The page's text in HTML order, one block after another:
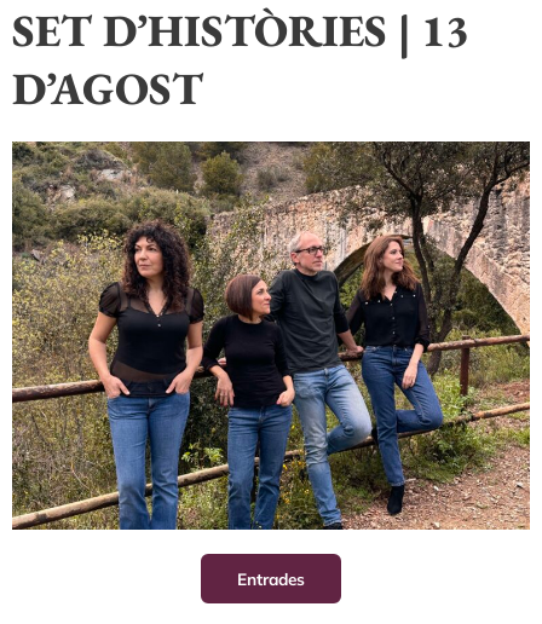
SET D’HISTÒRIES | 13
D’AGOST
Entrades